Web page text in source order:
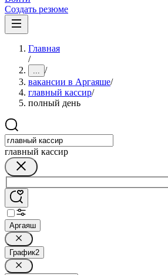
Создать резюме
Главная
/
... /
вакансии в Аргаяше/
главный кассир/
полный день
главный кассир
Аргаяш
График2